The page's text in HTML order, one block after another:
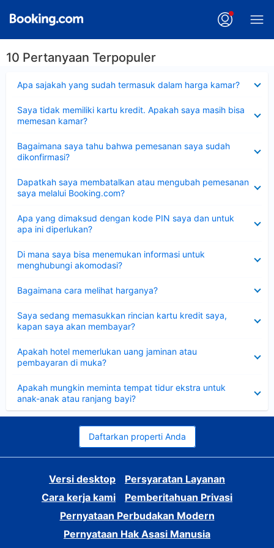
10 Pertanyaan Terpopuler
Apa sajakah yang sudah termasuk dalam harga kamar?
Saya tidak memiliki kartu kredit. Apakah saya masih bisa
memesan kamar?
Bagaimana saya tahu bahwa pemesanan saya sudah
dikonfirmasi?
Dapatkah saya membatalkan atau mengubah pemesanan
saya melalui Booking.com?
Apa yang dimaksud dengan kode PIN saya dan untuk
apa ini diperlukan?
Di mana saya bisa menemukan informasi untuk
menghubungi akomodasi?
Bagaimana cara melihat harganya?
Saya sedang memasukkan rincian kartu kredit saya,
kapan saya akan membayar?
Apakah hotel memerlukan uang jaminan atau
pembayaran di muka?
Apakah mungkin meminta tempat tidur ekstra untuk
anak-anak atau ranjang bayi?
Daftarkan properti Anda
Versi desktop
Persyaratan Layanan
Cara kerja kami
Pemberitahuan Privasi
Pernyataan Perbudakan Modern
Pernyataan Hak Asasi Manusia